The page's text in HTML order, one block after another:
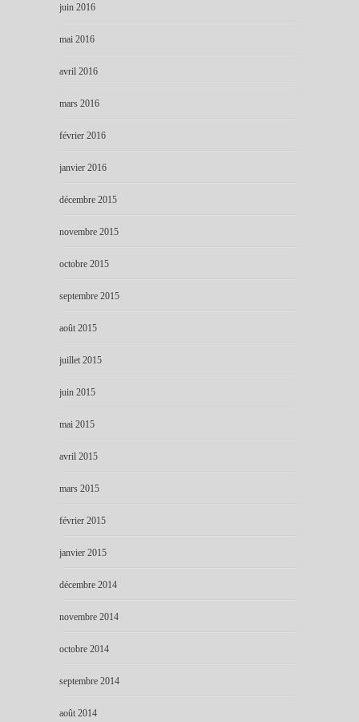
juin 2016
mai 2016
avril 2016
mars 2016
février 2016
janvier 2016
décembre 2015
novembre 2015
octobre 2015
septembre 2015
août 2015
juillet 2015
juin 2015
mai 2015
avril 2015
mars 2015
février 2015
janvier 2015
décembre 2014
novembre 2014
octobre 2014
septembre 2014
août 2014